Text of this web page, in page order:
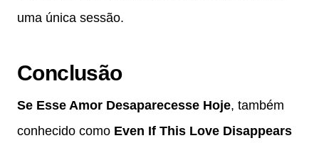
uma única sessão.
Conclusão
Se Esse Amor Desaparecesse Hoje, também
conhecido como Even If This Love Disappears